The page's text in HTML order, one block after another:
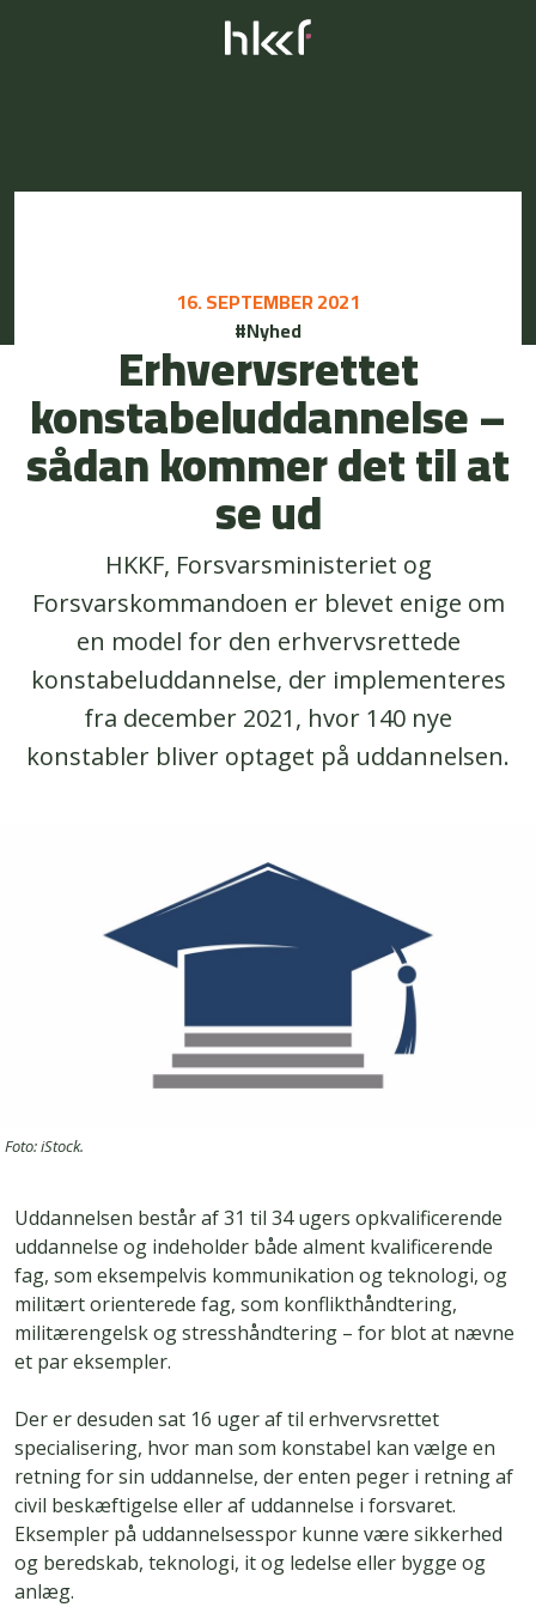
16. SEPTEMBER 2021
#Nyhed
Erhvervsrettet
konstabeluddannelse –
sådan kommer det til at
se ud
HKKF, Forsvarsministeriet og
Forsvarskommandoen er blevet enige om
en model for den erhvervsrettede
konstabeluddannelse, der implementeres
fra december 2021, hvor 140 nye
konstabler bliver optaget på uddannelsen.
Foto: iStock.
Uddannelsen består af 31 til 34 ugers opkvalificerende
uddannelse og indeholder både alment kvalificerende
fag, som eksempelvis kommunikation og teknologi, og
militært orienterede fag, som konflikthåndtering,
militærengelsk og stresshåndtering – for blot at nævne
et par eksempler.
Der er desuden sat 16 uger af til erhvervsrettet
specialisering, hvor man som konstabel kan vælge en
retning for sin uddannelse, der enten peger i retning af
civil beskæftigelse eller af uddannelse i forsvaret.
Eksempler på uddannelsesspor kunne være sikkerhed
og beredskab, teknologi, it og ledelse eller bygge og
anlæg.